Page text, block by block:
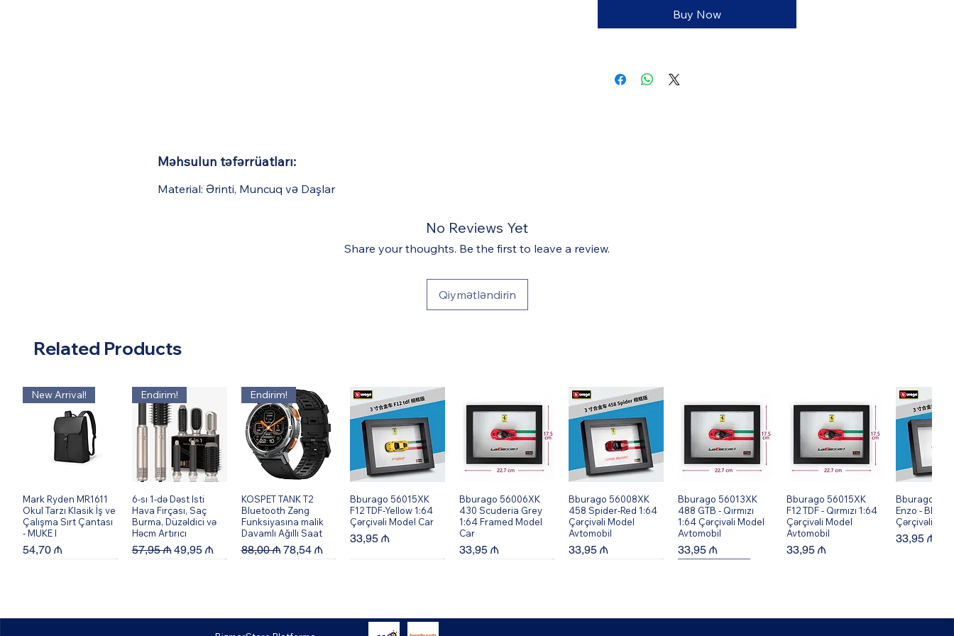
Buy Now
Məhsulun təfərrüatları:
Material: Ərinti, Muncuq və Daşlar
No Reviews Yet
Share your thoughts. Be the first to leave a review.
Qiymətləndirin
Related Products
Quick View
New Arrival!
Mark Ryden MR1611
Okul Tarzı Klasik İş ve
Çalışma Sırt Çantası
- MUKE I
Price
54,70 ₼
Quick View
Endirim!
6-sı 1-də Dəst Isti
Hava Fırçası, Saç
Burma, Düzəldici və
Həcm Artırıcı
Regular Price
57,95 ₼ Sale Price
49,95 ₼
Quick View
Endirim!
KOSPET TANK T2
Bluetooth Zəng
Funksiyasına malik
Davamlı Ağıllı Saat
Regular Price
88,00 ₼ Sale Price
78,54 ₼
Quick View
Bburago 56015XK
F12 TDF-Yellow 1:64
Çərçivəli Model Car
Price
33,95 ₼
Quick View
Bburago 56006XK
430 Scuderia Grey
1:64 Framed Model
Car
Price
33,95 ₼
Quick View
Bburago 56008XK
458 Spider-Red 1:64
Çərçivəli Model
Avtomobil
Price
33,95 ₼
Quick View
Bburago 56013XK
488 GTB - Qırmızı
1:64 Çərçivəli Model
Avtomobil
Price
33,95 ₼
Quick View
Bburago 56015XK
F12 TDF - Qırmızı 1:64
Çərçivəli Model
Avtomobil
Price
33,95 ₼
Quick
Bburago
Enzo - Black
Çərçivəli
Price
33,95 ₼